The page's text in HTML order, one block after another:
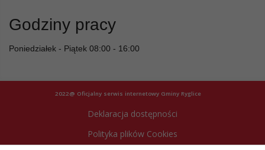
Godziny pracy
Poniedziałek - Piątek 08:00 - 16:00
2022@ Oficjalny serwis internetowy Gminy Ryglice
Deklaracja dostępności
Polityka plików Cookies